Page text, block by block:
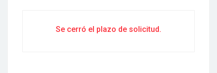
Se cerró el plazo de solicitud.